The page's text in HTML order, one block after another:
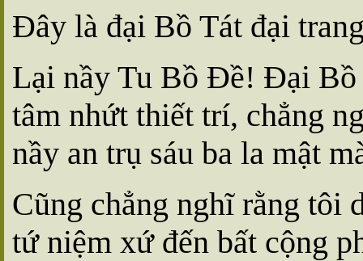
Ðây là đại Bồ Tát đại
Lại nầy Tu Bồ Ðề! Ðại Bồ
tâm nhứt thiết trí, chẳng
nầy an trụ sáu ba la mật
Cũng chẳng nghĩ rằng tôi
tứ niệm xứ đến bất cộng